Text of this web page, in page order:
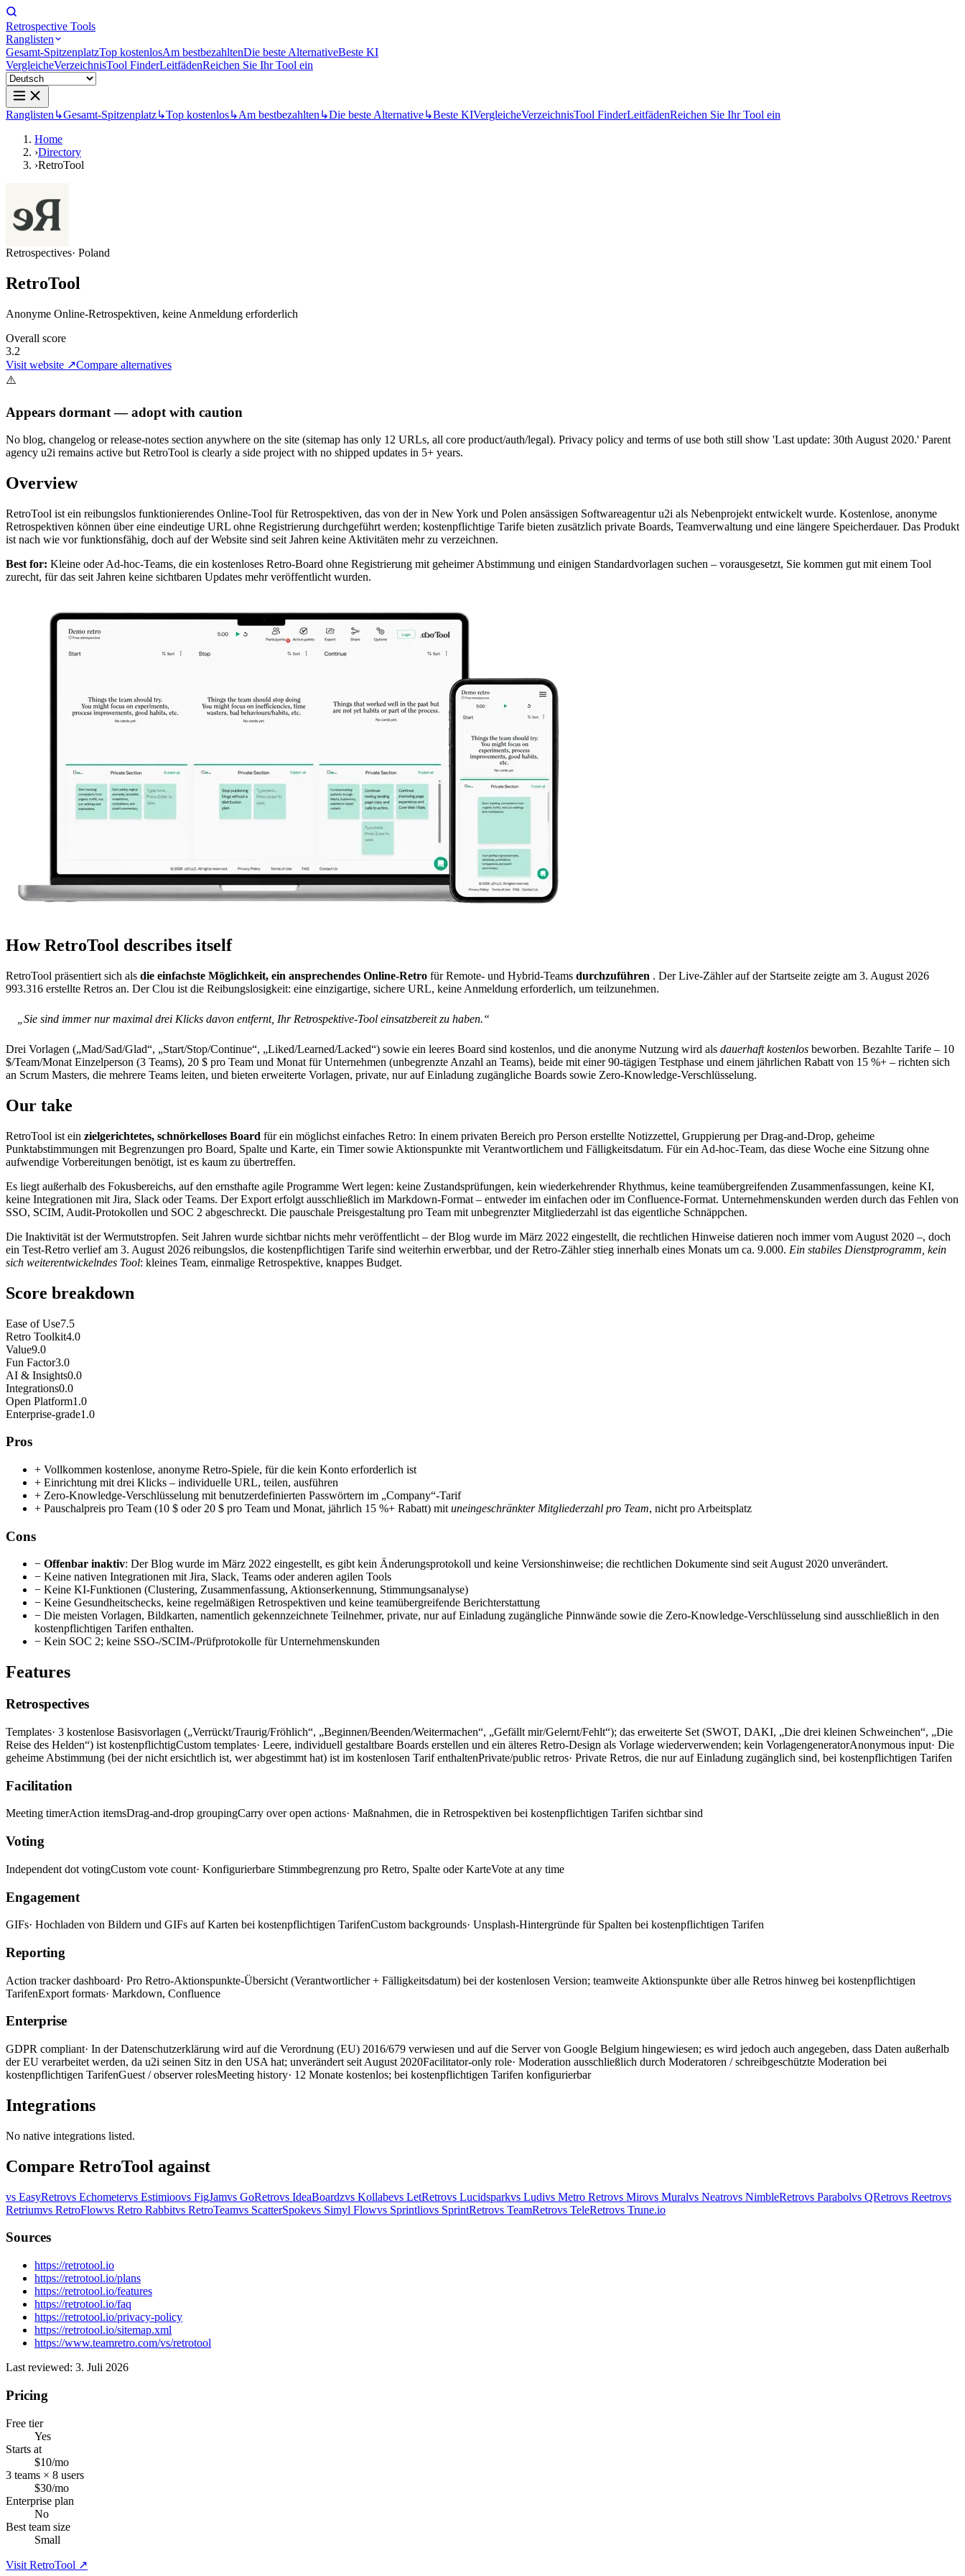
Retrospective Tools
Ranglisten
Gesamt-SpitzenplatzTop kostenlosAm bestbezahltenDie beste AlternativeBeste KI
VergleicheVerzeichnisTool FinderLeitfädenReichen Sie Ihr Tool ein
Ranglisten ↳Gesamt-Spitzenplatz↳Top kostenlos↳Am bestbezahlten ↳Die beste Alternative↳Beste KIVergleicheVerzeichnisTool FinderLeitfädenReichen Sie Ihr Tool ein
Home
›Directory
›RetroTool
Retrospectives· Poland
RetroTool
Anonyme Online-Retrospektiven, keine Anmeldung erforderlich
Overall score
3.2
Visit website ↗Compare alternatives
⚠️
Appears dormant — adopt with caution
No blog, changelog or release-notes section anywhere on the site (sitemap has only 12 URLs, all core product/auth/legal). Privacy policy and terms of use both still show 'Last update: 30th August 2020.' Parent
agency u2i remains active but RetroTool is clearly a side project with no shipped updates in 5+ years.
Overview
RetroTool ist ein reibungslos funktionierendes Online-Tool für Retrospektiven, das von der in New York und Polen ansässigen Softwareagentur u2i als Nebenprojekt entwickelt wurde. Kostenlose, anonyme
Retrospektiven können über eine eindeutige URL ohne Registrierung durchgeführt werden; kostenpflichtige Tarife bieten zusätzlich private Boards, Teamverwaltung und eine längere Speicherdauer. Das Produkt
ist nach wie vor funktionsfähig, doch auf der Website sind seit Jahren keine Aktivitäten mehr zu verzeichnen.
Best for: Kleine oder Ad-hoc-Teams, die ein kostenloses Retro-Board ohne Registrierung mit geheimer Abstimmung und einigen Standardvorlagen suchen – vorausgesetzt, Sie kommen gut mit einem Tool
zurecht, für das seit Jahren keine sichtbaren Updates mehr veröffentlicht wurden.
How RetroTool describes itself
RetroTool präsentiert sich als die einfachste Möglichkeit, ein ansprechendes Online-Retro für Remote- und Hybrid-Teams durchzuführen . Der Live-Zähler auf der Startseite zeigte am 3. August 2026
993.316 erstellte Retros an. Der Clou ist die Reibungslosigkeit: eine einzigartige, sichere URL, keine Anmeldung erforderlich, um teilzunehmen.
„Sie sind immer nur maximal drei Klicks davon entfernt, Ihr Retrospektive-Tool einsatzbereit zu haben.“
Drei Vorlagen („Mad/Sad/Glad“, „Start/Stop/Continue“, „Liked/Learned/Lacked“) sowie ein leeres Board sind kostenlos, und die anonyme Nutzung wird als dauerhaft kostenlos beworben. Bezahlte Tarife – 10
$/Team/Monat Einzelperson (3 Teams), 20 $ pro Team und Monat für Unternehmen (unbegrenzte Anzahl an Teams), beide mit einer 90-tägigen Testphase und einem jährlichen Rabatt von 15 %+ – richten sich
an Scrum Masters, die mehrere Teams leiten, und bieten erweiterte Vorlagen, private, nur auf Einladung zugängliche Boards sowie Zero-Knowledge-Verschlüsselung.
Our take
RetroTool ist ein zielgerichtetes, schnörkelloses Board für ein möglichst einfaches Retro: In einem privaten Bereich pro Person erstellte Notizzettel, Gruppierung per Drag-and-Drop, geheime
Punktabstimmungen mit Begrenzungen pro Board, Spalte und Karte, ein Timer sowie Aktionspunkte mit Verantwortlichem und Fälligkeitsdatum. Für ein Ad-hoc-Team, das diese Woche eine Sitzung ohne
aufwendige Vorbereitungen benötigt, ist es kaum zu übertreffen.
Es liegt außerhalb des Fokusbereichs, auf den ernsthafte agile Programme Wert legen: keine Zustandsprüfungen, kein wiederkehrender Rhythmus, keine teamübergreifenden Zusammenfassungen, keine KI,
keine Integrationen mit Jira, Slack oder Teams. Der Export erfolgt ausschließlich im Markdown-Format – entweder im einfachen oder im Confluence-Format. Unternehmenskunden werden durch das Fehlen von
SSO, SCIM, Audit-Protokollen und SOC 2 abgeschreckt. Die pauschale Preisgestaltung pro Team mit unbegrenzter Mitgliederzahl ist das eigentliche Schnäppchen.
Die Inaktivität ist der Wermutstropfen. Seit Jahren wurde sichtbar nichts mehr veröffentlicht – der Blog wurde im März 2022 eingestellt, die rechtlichen Hinweise datieren noch immer vom August 2020 –, doch
ein Test-Retro verlief am 3. August 2026 reibungslos, die kostenpflichtigen Tarife sind weiterhin erwerbbar, und der Retro-Zähler stieg innerhalb eines Monats um ca. 9.000. Ein stabiles Dienstprogramm, kein
sich weiterentwickelndes Tool: kleines Team, einmalige Retrospektive, knappes Budget.
Score breakdown
Ease of Use7.5
Retro Toolkit4.0
Value9.0
Fun Factor3.0
AI & Insights0.0
Integrations0.0
Open Platform1.0
Enterprise-grade1.0
Pros
+ Vollkommen kostenlose, anonyme Retro-Spiele, für die kein Konto erforderlich ist
+ Einrichtung mit drei Klicks – individuelle URL, teilen, ausführen
+ Zero-Knowledge-Verschlüsselung mit benutzerdefinierten Passwörtern im „Company“-Tarif
+ Pauschalpreis pro Team (10 $ oder 20 $ pro Team und Monat, jährlich 15 %+ Rabatt) mit uneingeschränkter Mitgliederzahl pro Team, nicht pro Arbeitsplatz
Cons
− Offenbar inaktiv: Der Blog wurde im März 2022 eingestellt, es gibt kein Änderungsprotokoll und keine Versionshinweise; die rechtlichen Dokumente sind seit August 2020 unverändert.
− Keine nativen Integrationen mit Jira, Slack, Teams oder anderen agilen Tools
− Keine KI-Funktionen (Clustering, Zusammenfassung, Aktionserkennung, Stimmungsanalyse)
− Keine Gesundheitschecks, keine regelmäßigen Retrospektiven und keine teamübergreifende Berichterstattung
− Die meisten Vorlagen, Bildkarten, namentlich gekennzeichnete Teilnehmer, private, nur auf Einladung zugängliche Pinnwände sowie die Zero-Knowledge-Verschlüsselung sind ausschließlich in den
kostenpflichtigen Tarifen enthalten.
− Kein SOC 2; keine SSO-/SCIM-/Prüfprotokolle für Unternehmenskunden
Features
Retrospectives
Templates· 3 kostenlose Basisvorlagen („Verrückt/Traurig/Fröhlich“, „Beginnen/Beenden/Weitermachen“, „Gefällt mir/Gelernt/Fehlt“); das erweiterte Set (SWOT, DAKI, „Die drei kleinen Schweinchen“, „Die
Reise des Helden“) ist kostenpflichtigCustom templates· Leere, individuell gestaltbare Boards erstellen und ein älteres Retro-Design als Vorlage wiederverwenden; kein VorlagengeneratorAnonymous input· Die
geheime Abstimmung (bei der nicht ersichtlich ist, wer abgestimmt hat) ist im kostenlosen Tarif enthaltenPrivate/public retros· Private Retros, die nur auf Einladung zugänglich sind, bei kostenpflichtigen Tarifen
Facilitation
Meeting timerAction itemsDrag-and-drop groupingCarry over open actions· Maßnahmen, die in Retrospektiven bei kostenpflichtigen Tarifen sichtbar sind
Voting
Independent dot votingCustom vote count· Konfigurierbare Stimmbegrenzung pro Retro, Spalte oder KarteVote at any time
Engagement
GIFs· Hochladen von Bildern und GIFs auf Karten bei kostenpflichtigen TarifenCustom backgrounds· Unsplash-Hintergründe für Spalten bei kostenpflichtigen Tarifen
Reporting
Action tracker dashboard· Pro Retro-Aktionspunkte-Übersicht (Verantwortlicher + Fälligkeitsdatum) bei der kostenlosen Version; teamweite Aktionspunkte über alle Retros hinweg bei kostenpflichtigen
TarifenExport formats· Markdown, Confluence
Enterprise
GDPR compliant· In der Datenschutzerklärung wird auf die Verordnung (EU) 2016/679 verwiesen und auf die Server von Google Belgium hingewiesen; es wird jedoch auch angegeben, dass Daten außerhalb
der EU verarbeitet werden, da u2i seinen Sitz in den USA hat; unverändert seit August 2020Facilitator-only role· Moderation ausschließlich durch Moderatoren / schreibgeschützte Moderation bei
kostenpflichtigen TarifenGuest / observer rolesMeeting history· 12 Monate kostenlos; bei kostenpflichtigen Tarifen konfigurierbar
Integrations
No native integrations listed.
Compare RetroTool against
vs EasyRetrovs Echometervs Estimioovs FigJamvs GoRetrovs IdeaBoardzvs Kollabevs LetRetrovs Lucidsparkvs Ludivs Metro Retrovs Mirovs Muralvs Neatrovs NimbleRetrovs Parabolvs QRetrovs Reetrovs
Retriumvs RetroFlowvs Retro Rabbitvs RetroTeamvs ScatterSpokevs Simyl Flowvs Sprintliovs SprintRetrovs TeamRetrovs TeleRetrovs Trune.io
Sources
https://retrotool.io
https://retrotool.io/plans
https://retrotool.io/features
https://retrotool.io/faq
https://retrotool.io/privacy-policy
https://retrotool.io/sitemap.xml
https://www.teamretro.com/vs/retrotool
Last reviewed: 3. Juli 2026
Pricing
Free tier
Yes
Starts at
$10/mo
3 teams × 8 users
$30/mo
Enterprise plan
No
Best team size
Small
Visit RetroTool ↗